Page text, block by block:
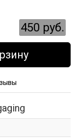
450 руб.